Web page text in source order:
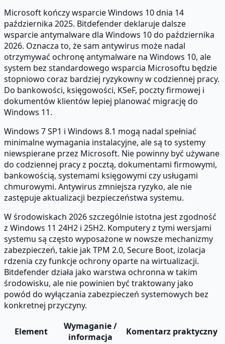
Microsoft kończy wsparcie Windows 10 dnia 14
października 2025. Bitdefender deklaruje dalsze
wsparcie antymalware dla Windows 10 do października
2026. Oznacza to, że sam antywirus może nadal
otrzymywać ochronę antymalware na Windows 10, ale
system bez standardowego wsparcia Microsoftu będzie
stopniowo coraz bardziej ryzykowny w codziennej pracy.
Do bankowości, księgowości, KSeF, poczty firmowej i
dokumentów klientów lepiej planować migrację do
Windows 11.
Windows 7 SP1 i Windows 8.1 mogą nadal spełniać
minimalne wymagania instalacyjne, ale są to systemy
niewspierane przez Microsoft. Nie powinny być używane
do codziennej pracy z pocztą, dokumentami firmowymi,
bankowością, systemami księgowymi czy usługami
chmurowymi. Antywirus zmniejsza ryzyko, ale nie
zastępuje aktualizacji bezpieczeństwa systemu.
W środowiskach 2026 szczególnie istotna jest zgodność
z Windows 11 24H2 i 25H2. Komputery z tymi wersjami
systemu są często wyposażone w nowsze mechanizmy
zabezpieczeń, takie jak TPM 2.0, Secure Boot, izolacja
rdzenia czy funkcje ochrony oparte na wirtualizacji.
Bitdefender działa jako warstwa ochronna w takim
środowisku, ale nie powinien być traktowany jako
powód do wyłączania zabezpieczeń systemowych bez
konkretnej przyczyny.
Element
Wymaganie /
informacja
Komentarz praktyczny